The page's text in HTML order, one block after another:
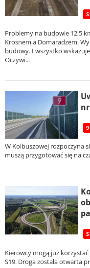
Problemy na budowie 12,5
Krosnem a Domaradzem.
budowy. I wszystko
Oczywi...
9
W Kolbuszowej rozpoczyna
muszą przygotować się na
Kierowcy mogą już
S19. Droga została otwarta